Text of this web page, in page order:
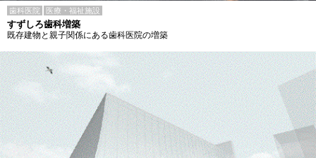
歯科医院 医療・福祉施設
すずしろ歯科増築
既存建物と親子関係にある歯科医院の増築